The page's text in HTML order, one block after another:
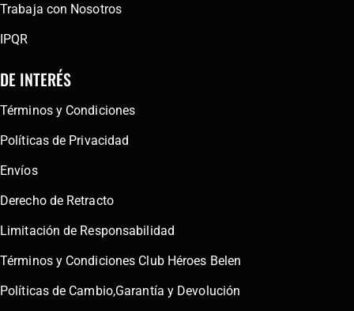
Trabaja con Nosotros
IPQR
DE INTERÉS
Términos y Condiciones
Políticas de Privacidad
Envíos
Derecho de Retracto
Limitación de Responsabilidad
Términos y Condiciones Club Héroes Belen
Políticas de Cambio,Garantía y Devolución